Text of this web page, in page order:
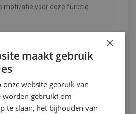
en eventuele dienstverband
Hierbij nemen we de
in acht. Meer hierover kun je
×
maakt gebruik
onze website gebruik van
worden gebruikt om
te slaan, het bijhouden van